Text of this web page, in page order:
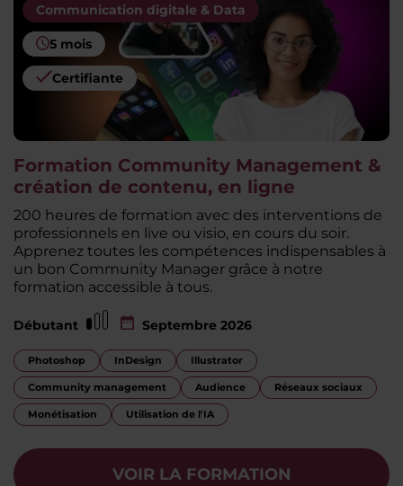
Communication digitale & Data
5 mois
Certifiante
Formation Community Management &
création de contenu, en ligne
200 heures de formation avec des interventions de
professionnels en live ou visio, en cours du soir.
Apprenez toutes les compétences indispensables à
un bon Community Manager grâce à notre
formation accessible à tous.
Débutant Septembre 2026
Photoshop InDesign Illustrator
Community management Audience Réseaux sociaux
Monétisation Utilisation de l'IA
VOIR LA FORMATION